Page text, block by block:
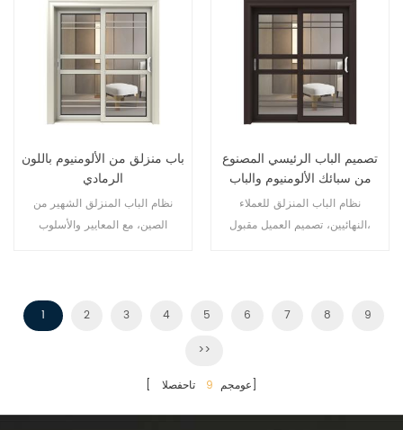
باب منزلق من الألومنيوم باللون
الرمادي
نظام الباب المنزلق الشهير من
الصين، مع المعايير والأسلوب
تصميم الباب الرئيسي المصنوع
من سبائك الألومنيوم والباب
الزجاجي المنزلق
نظام الباب المنزلق للعملاء
النهائيين، تصميم العميل مقبول،
1 2 3 4 5 6 7 8 9
>>
[ عومجم 9 تاحفصلا]